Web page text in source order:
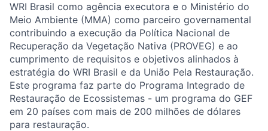
WRI Brasil como agência executora e o Ministério do
Meio Ambiente (MMA) como parceiro governamental
contribuindo a execução da Política Nacional de
Recuperação da Vegetação Nativa (PROVEG) e ao
cumprimento de requisitos e objetivos alinhados à
estratégia do WRI Brasil e da União Pela Restauração.
Este programa faz parte do Programa Integrado de
Restauração de Ecossistemas - um programa do GEF
em 20 países com mais de 200 milhões de dólares
para restauração.